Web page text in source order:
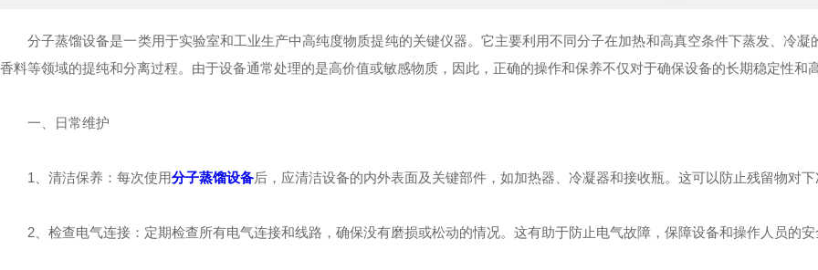
分子蒸馏设备是一类用于实验室和工业生产中高纯度物质提纯的关键仪器。它主要利用不同分子在加热和高真空条件下蒸发、冷凝
香料等领域的提纯和分离过程。由于设备通常处理的是高价值或敏感物质，因此，正确的操作和保养不仅对于确保设备的长期稳定性
一、日常维护
1、清洁保养：每次使用分子蒸馏设备后，应清洁设备的内外表面及关键部件，如加热器、冷凝器和接收瓶。这可以防止残留物对
2、检查电气连接：定期检查所有电气连接和线路，确保没有磨损或松动的情况。这有助于防止电气故障，保障设备和操作人员的安